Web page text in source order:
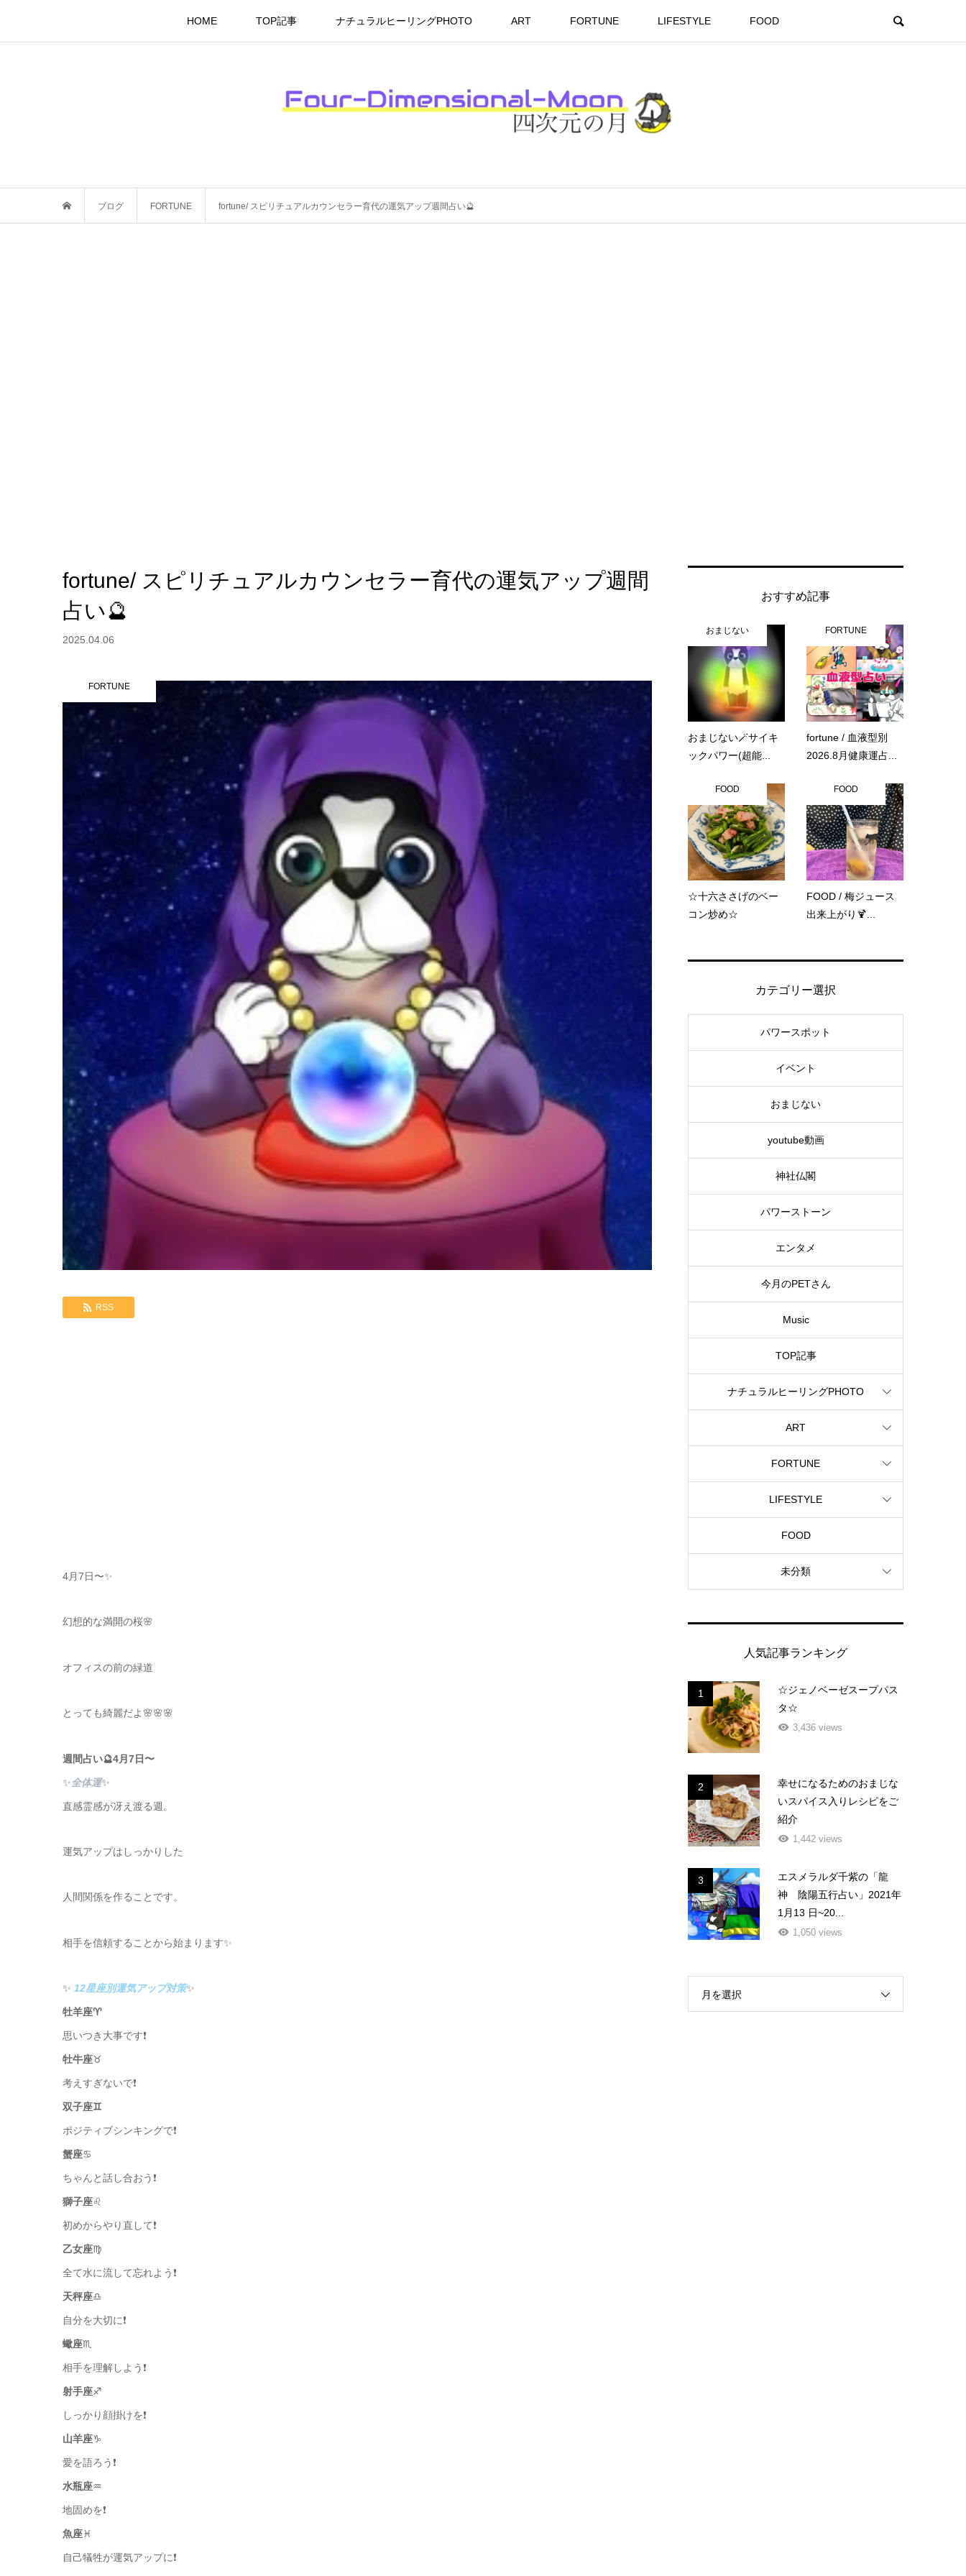
HOME TOP記事 ナチュラルヒーリングPHOTO ART FORTUNE LIFESTYLE FOOD
ブログ FORTUNE fortune/ スピリチュアルカウンセラー育代の運気アップ週間占い🔮
fortune/ スピリチュアルカウンセラー育代の運気アップ週間
占い🔮
2025.04.06
FORTUNE
RSS
4月7日〜✨
幻想的な満開の桜🌸
オフィスの前の緑道
とっても綺麗だよ🌸🌸🌸
週間占い🔮4月7日〜
✨全体運✨
直感霊感が冴え渡る週。
運気アップはしっかりした
人間関係を作ることです。
相手を信頼することから始まります✨
✨ 12星座別運気アップ対策✨
牡羊座♈️
思いつき大事です❗️
牡牛座♉️
考えすぎないで❗️
双子座♊️
ポジティブシンキングで❗️
蟹座♋️
ちゃんと話し合おう❗️
獅子座♌️
初めからやり直して❗️
乙女座♍️
全て水に流して忘れよう❗️
天秤座♎️
自分を大切に❗️
蠍座♏️
相手を理解しよう❗️
射手座♐️
しっかり顔掛けを❗️
山羊座♑️
愛を語ろう❗️
水瓶座♒️
地固めを❗️
魚座♓️
自己犠牲が運気アップに❗️
おすすめ記事
おまじない
おまじない🪄サイキ
ックパワー(超能...
FORTUNE
fortune / 血液型別
2026.8月健康運占...
FOOD
☆十六ささげのベー
コン炒め☆
FOOD
FOOD / 梅ジュース
出来上がり🍹...
カテゴリー選択
パワースポット
イベント
おまじない
youtube動画
神社仏閣
パワーストーン
エンタメ
今月のPETさん
Music
TOP記事
ナチュラルヒーリングPHOTO
ART
FORTUNE
LIFESTYLE
FOOD
未分類
人気記事ランキング
1
☆ジェノベーゼスープパス
タ☆
3,436 views
2
幸せになるためのおまじな
いスパイス入りレシピをご
紹介
1,442 views
3
エスメラルダ千紫の「龍
神 陰陽五行占い」2021年
1月13 日~20...
1,050 views
月を選択